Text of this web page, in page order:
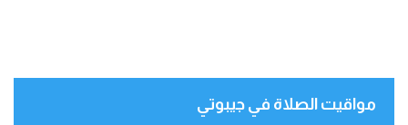
مواقيت الصلاة في جيبوتي‎